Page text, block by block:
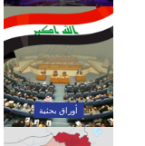
أوراق بحثية